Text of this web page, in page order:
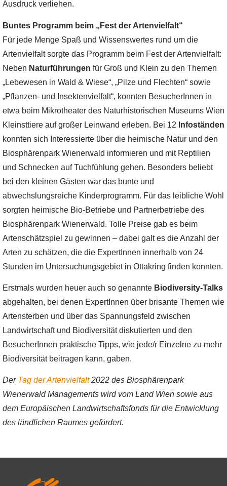
Ausdruck verliehen.
Buntes Programm beim „Fest der Artenvielfalt“
Für jede Menge Spaß und Wissenswertes rund um die
Artenvielfalt sorgte das Programm beim Fest der Artenvielfalt:
Neben Naturführungen für Groß und Klein zu den Themen
„Lebewesen in Wald & Wiese“, „Pilze und Flechten“ sowie
„Pflanzen- und Insektenvielfalt“, konnten BesucherInnen in
etwa beim Mikrotheater des Naturhistorischen Museums Wien
Kleinsttiere auf großer Leinwand erleben. Bei 12 Infoständen
konnten sich Interessierte über die heimische Natur und den
Biosphärenpark Wienerwald informieren und mit Reptilien
und Schnecken auf Tuchfühlung gehen. Besonders beliebt
bei den kleinen Gästen war das bunte und
abwechslungsreiche Kinderprogramm. Für das leibliche Wohl
sorgten heimische Bio-Betriebe und Partnerbetriebe des
Biosphärenpark Wienerwald. Tolle Preise gab es beim
Artenschätzspiel zu gewinnen – dabei galt es die Anzahl der
Arten zu schätzen, die die ExpertInnen innerhalb von 24
Stunden im Untersuchungsgebiet in Ottakring finden konnten.
Erstmals wurden heuer auch so genannte Biodiversity-Talks
abgehalten, bei denen ExpertInnen über brisante Themen wie
Artensterben und über das Spannungsfeld zwischen
Landwirtschaft und Biodiversität diskutierten und den
BesucherInnen praktische Tipps, wie jede/r Einzelne zu mehr
Biodiversität beitragen kann, gaben.
Der Tag der Artenvielfalt2022 des Biosphärenpark
Wienerwald Managements wird vom Land Wien sowie aus
dem Europäischen Landwirtschaftsfonds für die Entwicklung
des ländlichen Raumes gefördert.